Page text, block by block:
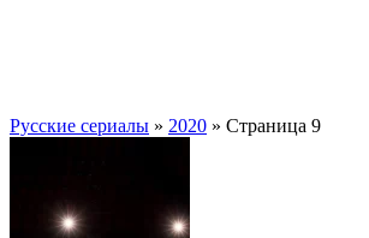
Русские сериалы » 2020 » Страница 9